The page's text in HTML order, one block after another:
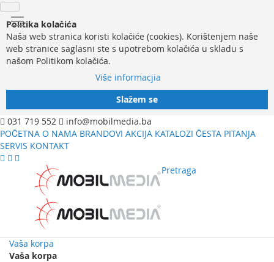
Politika kolačića
Naša web stranica koristi kolačiće (cookies). Korištenjem naše
web stranice saglasni ste s upotrebom kolačića u skladu s
našom Politikom kolačića.
Više informacjia
Slažem se
031 719 552
info@mobilmedia.ba
POČETNA O NAMA BRANDOVI AKCIJA KATALOZI ČESTA PITANJA
SERVIS KONTAKT
Pretraga
Vaša korpa
Vaša korpa